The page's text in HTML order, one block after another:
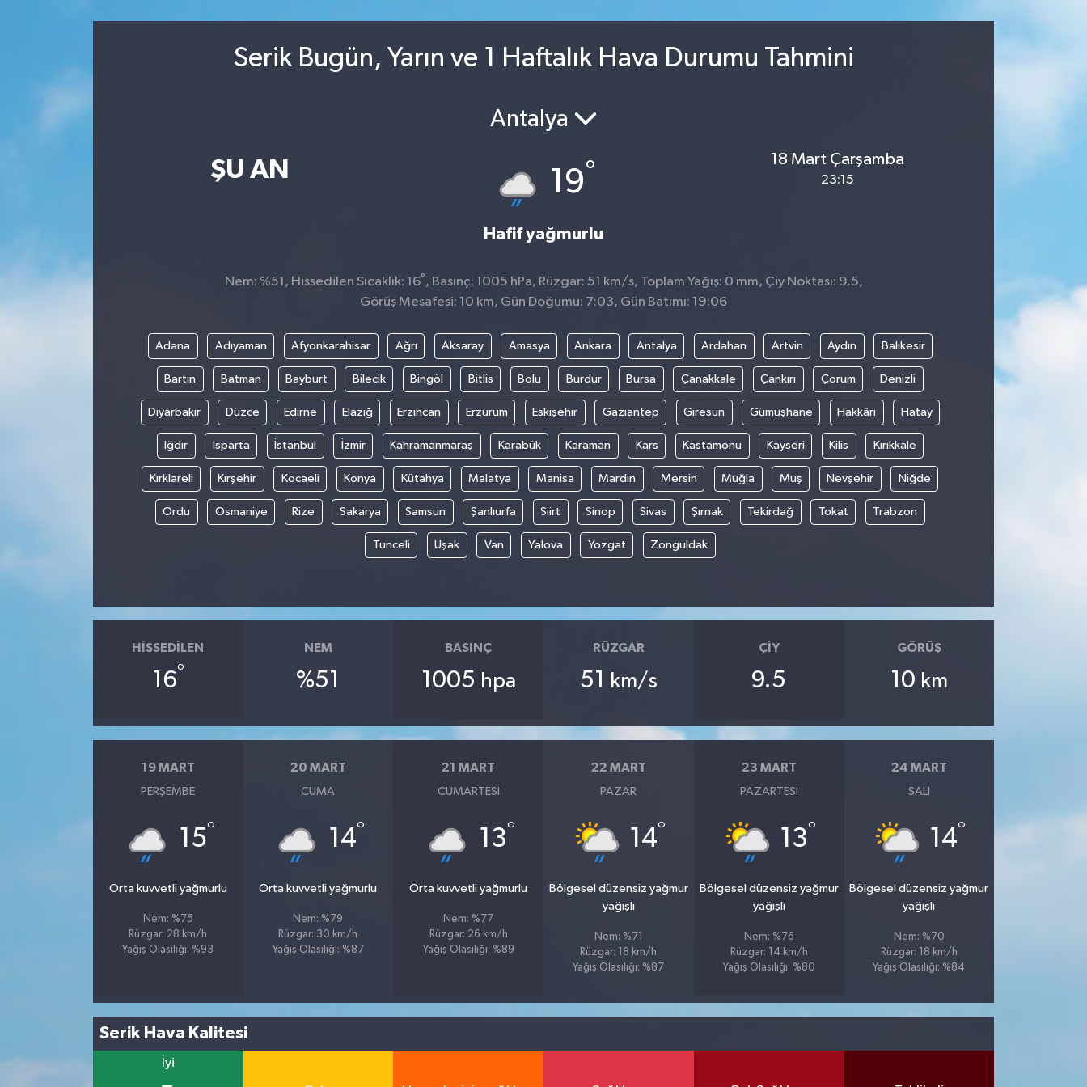
Serik Bugün, Yarın ve 1 Haftalık Hava Durumu Tahmini
ŞU AN
Antalya
19°
Hafif yağmurlu
18 Mart Çarşamba
23:15
Nem: %51, Hissedilen Sıcaklık: 16° , Basınç: 1005 hPa, Rüzgar: 51 km/s, Toplam Yağış: 0 mm, Çiy Noktası: 9.5,
Görüş Mesafesi: 10 km, Gün Doğumu: 7:03, Gün Batımı: 19:06
Adana Adıyaman Afyonkarahisar Ağrı Aksaray Amasya Ankara Antalya Ardahan Artvin Aydın Balıkesir
Bartın Batman Bayburt Bilecik Bingöl Bitlis Bolu Burdur Bursa Çanakkale Çankırı Çorum Denizli
Diyarbakır Düzce Edirne Elazığ Erzincan Erzurum Eskişehir Gaziantep Giresun Gümüşhane Hakkâri Hatay
Iğdır Isparta İstanbul İzmir Kahramanmaraş Karabük Karaman Kars Kastamonu Kayseri Kilis Kırıkkale
Kırklareli Kırşehir Kocaeli Konya Kütahya Malatya Manisa Mardin Mersin Muğla Muş Nevşehir Niğde
Ordu Osmaniye Rize Sakarya Samsun Şanlıurfa Siirt Sinop Sivas Şırnak Tekirdağ Tokat Trabzon
Tunceli Uşak Van Yalova Yozgat Zonguldak
HISSEDILEN
16°
NEM
%51
BASINÇ
1005 hpa
RÜZGAR
51 km/s
ÇIY
9.5
GÖRÜŞ
10 km
19 MART
PERŞEMBE
15°
Orta kuvvetli yağmurlu
Nem: %75
Rüzgar: 28 km/h
Yağış Olasılığı: %93
20 MART
CUMA
14°
Orta kuvvetli yağmurlu
Nem: %79
Rüzgar: 30 km/h
Yağış Olasılığı: %87
21 MART
CUMARTESI
13°
Orta kuvvetli yağmurlu
Nem: %77
Rüzgar: 26 km/h
Yağış Olasılığı: %89
22 MART
PAZAR
14°
Bölgesel düzensiz yağmur
yağışlı
Nem: %71
Rüzgar: 18 km/h
Yağış Olasılığı: %87
23 MART
PAZARTESI
13°
Bölgesel düzensiz yağmur
yağışlı
Nem: %76
Rüzgar: 14 km/h
Yağış Olasılığı: %80
24 MART
SALI
14°
Bölgesel düzensiz yağmur
yağışlı
Nem: %70
Rüzgar: 18 km/h
Yağış Olasılığı: %84
Serik Hava Kalitesi
İyi